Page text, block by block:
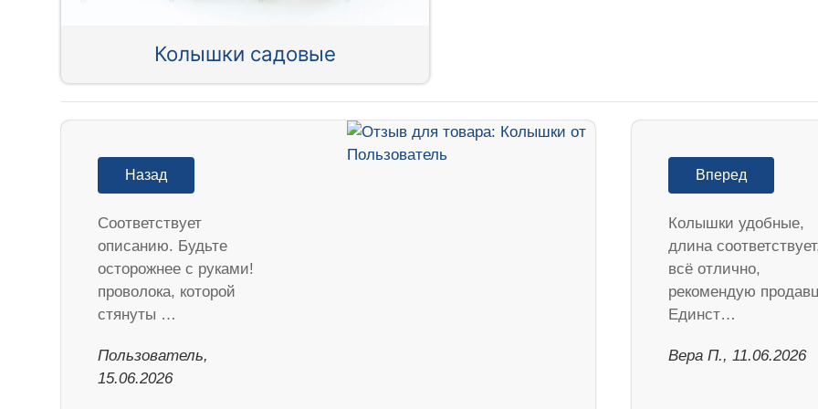
Колышки садовые
Назад
Соответствует
описанию. Будьте
осторожнее с руками!
проволока, которой
стянуты …
Пользователь,
15.06.2026
Вперед
Колышки удобные,
длина
всё отлично,
рекомендую
Единст…
Вера П., 11.06.2026